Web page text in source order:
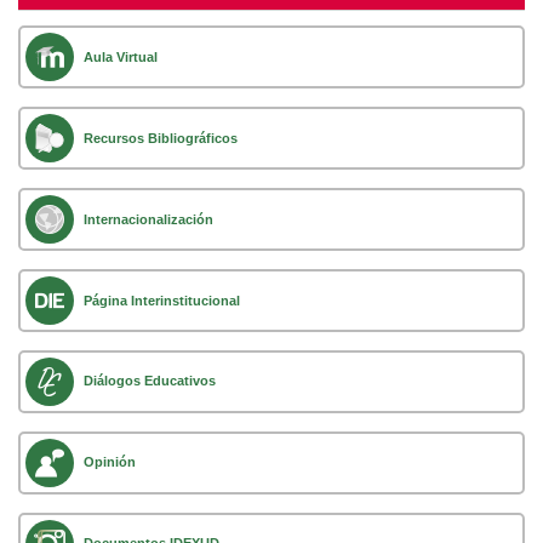
Aula Virtual
Recursos Bibliográficos
Internacionalización
Página Interinstitucional
Diálogos Educativos
Opinión